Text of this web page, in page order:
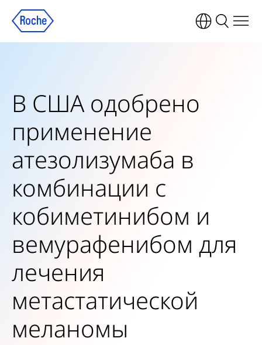
В США одобрено
применение
атезолизумаба в
комбинации с
кобиметинибом и
вемурафенибом для
лечения
метастатической
меланомы